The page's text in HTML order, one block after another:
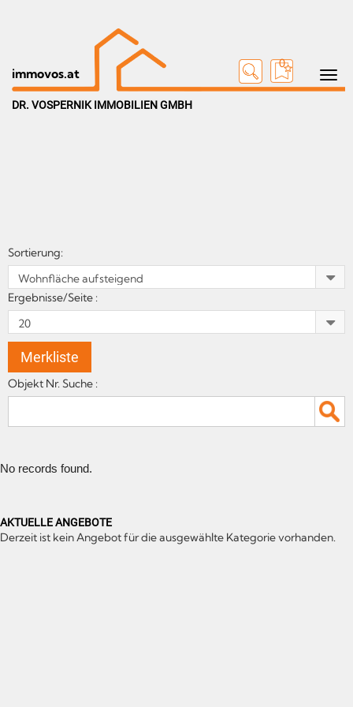
Toggle
immovos.at
0
DR. VOSPERNIK IMMOBILIEN GMBH
Sortierung:
Ergebnisse/Seite :
Merkliste
Objekt Nr. Suche :
No records found.
AKTUELLE ANGEBOTE
Derzeit ist kein Angebot für die ausgewählte Kategorie vorhanden.